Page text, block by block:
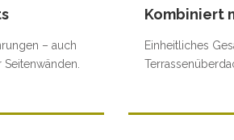
– auch
Kombiniert
Einheitliches